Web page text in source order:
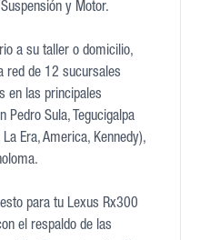
y Motor.
a su taller o domicilio,
red de 12 sucursales
en las principales
Pedro Sula, Tegucigalpa
Era, America, Kennedy),
para tu Lexus Rx300
el respaldo de las